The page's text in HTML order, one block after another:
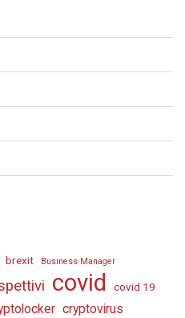
brexit Business Manager
covid covid 19
cryptovirus